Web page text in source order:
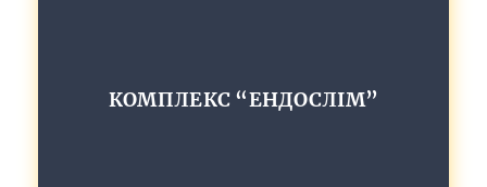
КОМПЛЕКС “ЕНДОСЛІМ”